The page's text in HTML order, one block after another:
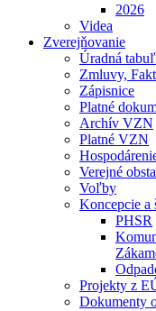
2026
Videa
Zverejňovanie
Úradná
Zmluvy,
Zápisnice
Platné
Archív VZN
Platné VZN
Verejné
Voľby
Koncepcie a
PHSR
Projekty z
Dokumenty